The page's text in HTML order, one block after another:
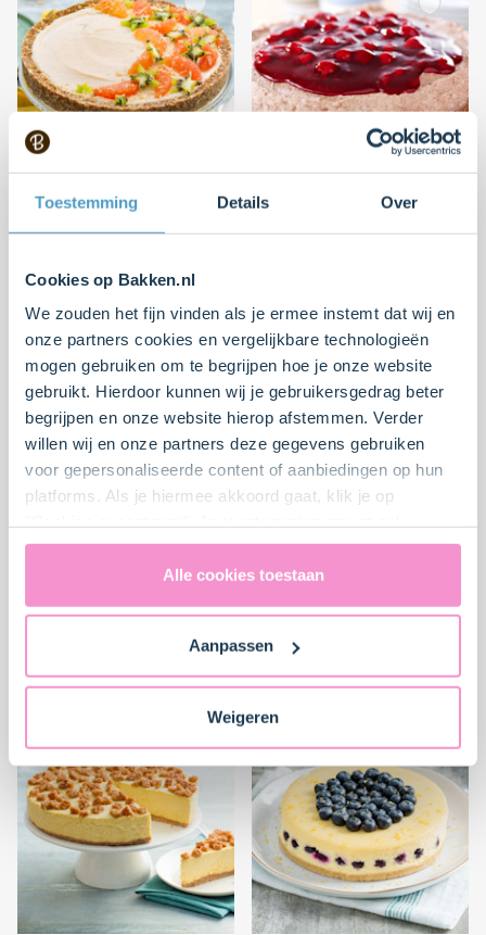
Toestemming Details Over
Cookies op Bakken.nl
We zouden het fijn vinden als je ermee instemt dat wij en
onze partners cookies en vergelijkbare technologieën
mogen gebruiken om te begrijpen hoe je onze website
gebruikt. Hierdoor kunnen wij je gebruikersgedrag beter
begrijpen en onze website hierop afstemmen. Verder
willen wij en onze partners deze gegevens gebruiken
voor gepersonaliseerde content of aanbiedingen op hun
platforms. Als je hiermee akkoord gaat, klik je op
uitdrukkelijk een eventuele gegevensoverdracht naar de
Verenigde Staten in de zin van artikel 49 AVG. Raadpleeg
ons
naar technology providers en partners in de Verenigde
Staten. Je kunt op elk moment van gedachten
Alle cookies toestaan
Aanpassen
Weigeren
MonChoutaart met
Chocolade-kersen
MonChoutaart met
appel, kaneel en
Moeilijk 0 30 min.
Carrot cake met
creamcheese topping
Moeilijk 3 20 min.